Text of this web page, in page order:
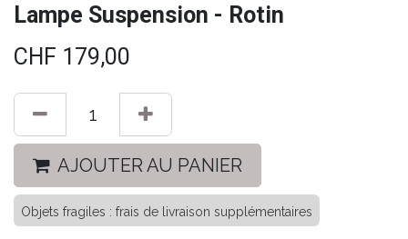
Lampe Suspension - Rotin
CHF 179,00
AJOUTER AU PANIER
Objets fragiles : frais de livraison supplémentaires